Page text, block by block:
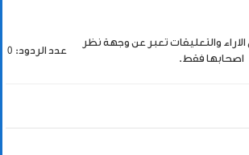
والتعليقات تعبر عن وجهة نظر
اصحابها فقط.
عدد الردود: 0